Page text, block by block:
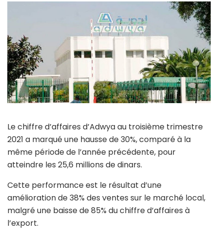
Le chiffre d’affaires d’Adwya au troisième trimestre
2021 a marqué une hausse de 30%, comparé à la
même période de l’année précédente, pour
atteindre les 25,6 millions de dinars.
Cette performance est le résultat d’une
amélioration de 38% des ventes sur le marché local,
malgré une baisse de 85% du chiffre d’affaires à
l’export.